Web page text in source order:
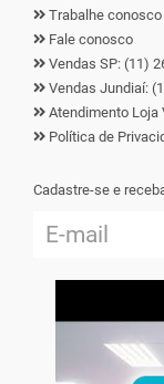
Trabalhe conosco
Fale conosco
Vendas SP: (11)
Vendas Jundiaí:
Atendimento Loja
Política de
Cadastre-se e